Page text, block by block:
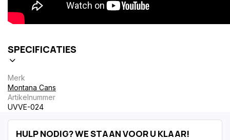
SPECIFICATIES
Merk
Montana Cans
Artikelnummer
UVVE-024
HULP NODIG? WE STAAN VOOR U KLAAR!